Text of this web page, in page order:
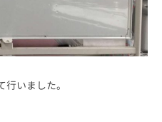
いました。